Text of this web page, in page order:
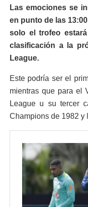
Las emociones se
en punto de las
solo el trofeo
clasificación a la
League.
Este podría ser el
mientras que para el
League u su tercer
Champions de 1982 y